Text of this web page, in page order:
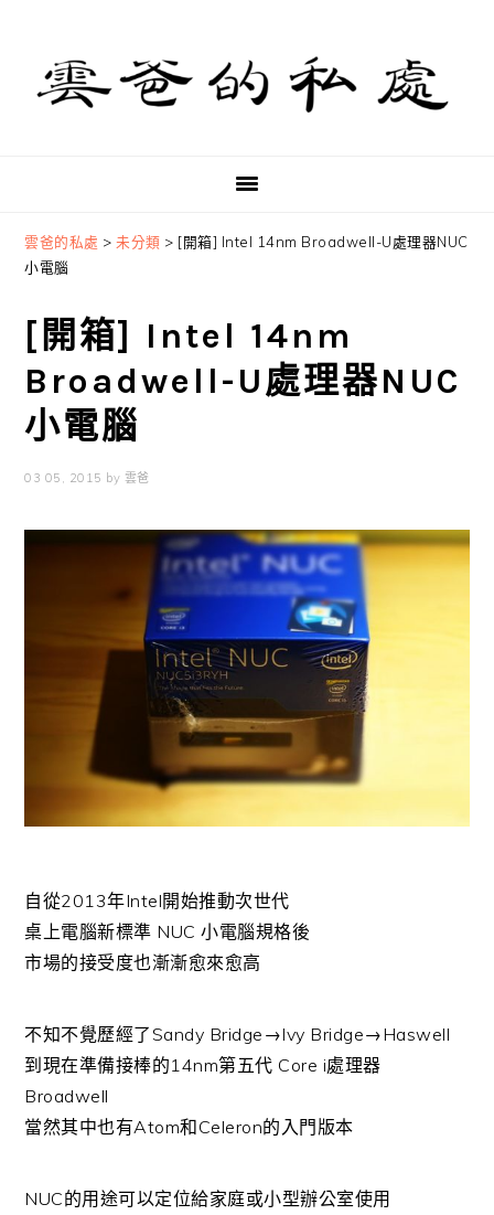
primary
navigation
content
primary
sidebar
雲爸的私處 >未分類 > [開箱] Intel 14nm Broadwell-U處理器NUC
小電腦
[開箱] Intel 14nm
Broadwell-U處理器NUC
小電腦
03 05, 2015 by 雲爸
自從2013年Intel開始推動次世代
桌上電腦新標準 NUC 小電腦規格後
市場的接受度也漸漸愈來愈高
不知不覺歷經了Sandy Bridge→Ivy Bridge→Haswell
到現在準備接棒的14nm第五代 Core i處理器
Broadwell
當然其中也有Atom和Celeron的入門版本
NUC的用途可以定位給家庭或小型辦公室使用